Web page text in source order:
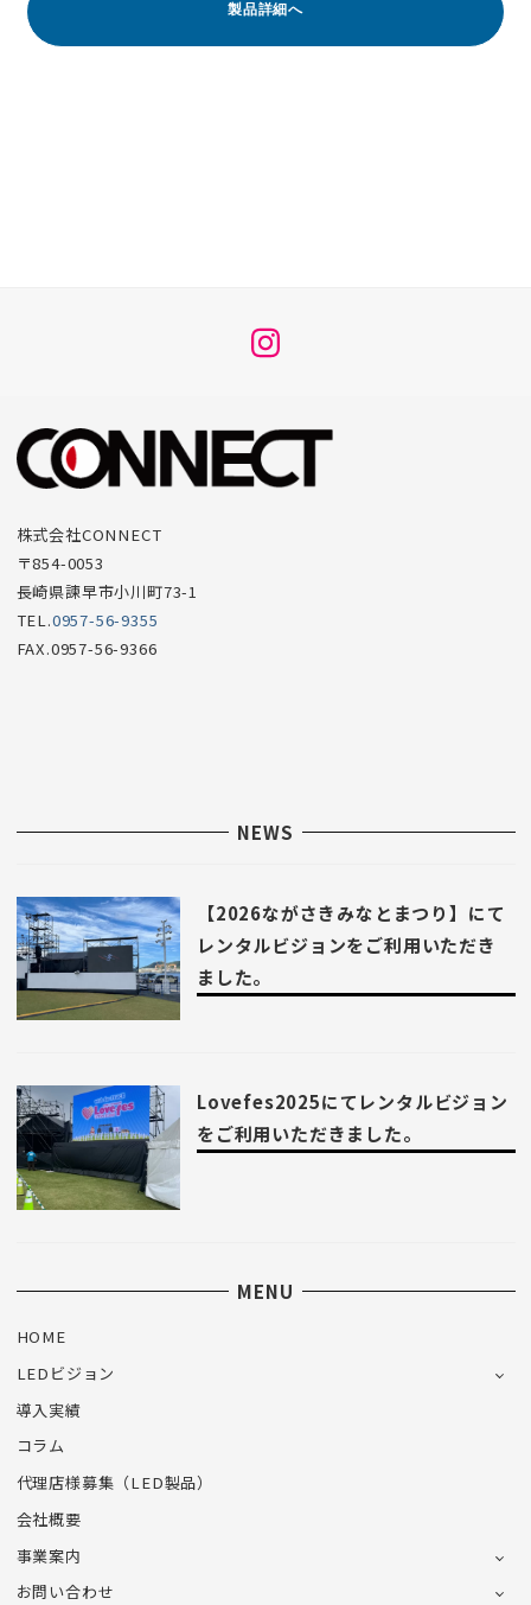
製品詳細へ
メ
ー
項
株式会社CONNECT
〒854-0053
長崎県諫早市小川町73-1
TEL.0957-56-9355
FAX.0957-56-9366
NEWS
【2026ながさきみなとまつり】にて
レンタルビジョンをご利用いただき
ました。
Lovefes2025にてレンタルビジョン
をご利用いただきました。
MENU
HOME
LEDビジョン
導入実績
コラム
代理店様募集（LED製品）
会社概要
事業案内
お問い合わせ